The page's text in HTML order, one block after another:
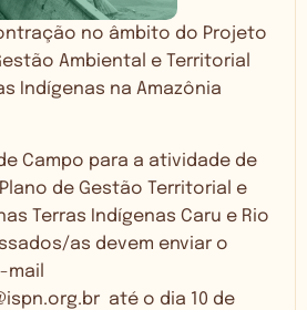
no âmbito do Projeto
Ambiental e Territorial
Indígenas na Amazônia
Campo para a atividade de
de Gestão Territorial e
Terras Indígenas Caru e Rio
as devem enviar o
até o dia 10 de